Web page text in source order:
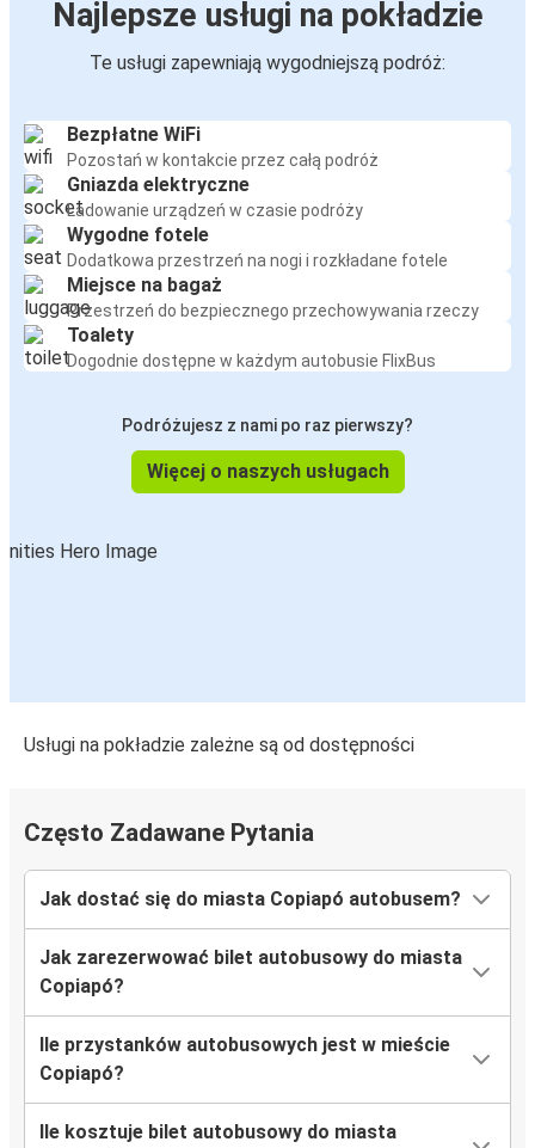
Najlepsze usługi na pokładzie
Te usługi zapewniają wygodniejszą podróż:
Bezpłatne WiFi
Pozostań w kontakcie przez całą podróż
Gniazda elektryczne
Ładowanie urządzeń w czasie podróży
Wygodne fotele
Dodatkowa przestrzeń na nogi i rozkładane fotele
Miejsce na bagaż
Przestrzeń do bezpiecznego przechowywania rzeczy
Toalety
Dogodnie dostępne w każdym autobusie FlixBus
Podróżujesz z nami po raz pierwszy?
Więcej o naszych usługach
Usługi na pokładzie zależne są od dostępności
Często Zadawane Pytania
Jak dostać się do miasta Copiapó autobusem?
Jak zarezerwować bilet autobusowy do miasta
Copiapó?
Ile przystanków autobusowych jest w mieście
Copiapó?
Ile kosztuje bilet autobusowy do miasta